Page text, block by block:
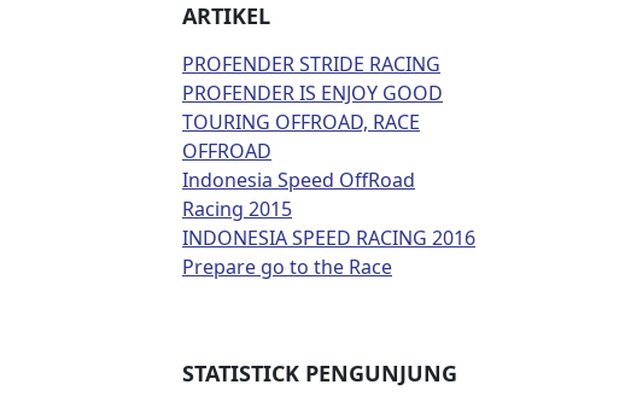
ARTIKEL
PROFENDER STRIDE RACING
PROFENDER IS ENJOY GOOD
TOURING OFFROAD, RACE
OFFROAD
Indonesia Speed OffRoad
Racing 2015
INDONESIA SPEED RACING 2016
Prepare go to the Race
STATISTICK PENGUNJUNG